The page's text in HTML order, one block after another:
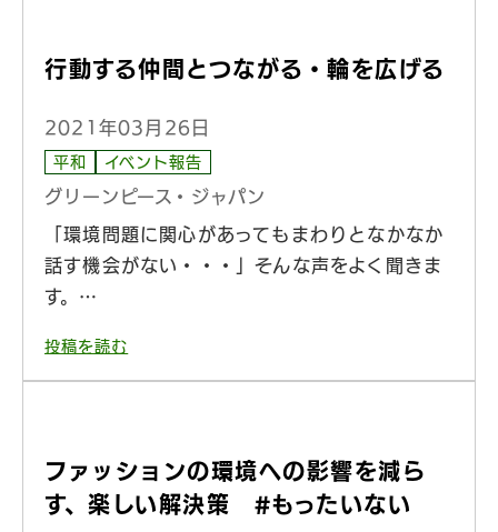
行動する仲間とつながる・輪を広げる
2021年03月26日
平和 イベント報告
グリーンピース・ジャパン
「環境問題に関心があってもまわりとなかなか
話す機会がない・・・」そんな声をよく聞きま
す。…
投稿を読む
ファッションの環境への影響を減ら
す、楽しい解決策 #もったいない